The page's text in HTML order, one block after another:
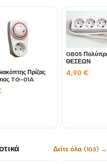
Πρίζας
TG-01A
GB05
ΘΕΣΕΩΝ
4,90€
Δείτε όλα (103) →